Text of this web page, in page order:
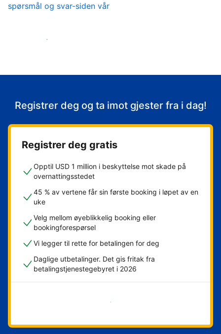
spørsmål og svar-siden vår
Ta imot gjestene
Registrer deg og ta imot gjester fra i dag!
Registrer deg gratis
Opptil USD 1 million i beskyttelse mot skade på
overnattingsstedet
45 % av vertene får sin første booking i løpet av en
uke
Velg mellom øyeblikkelig booking eller
bookingforespørsel
Vi legger til rette for betalingen for deg
Daglige utbetalinger. Det gis fritak fra
betalingstjenestegebyret i 2026
Kom i gang nå